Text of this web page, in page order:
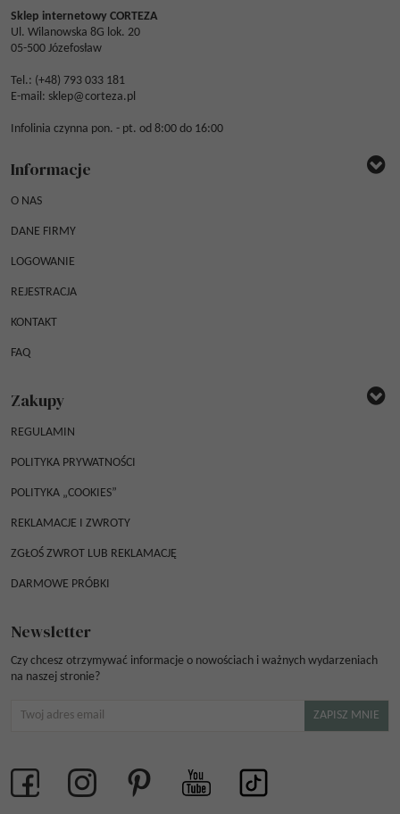
Sklep internetowy CORTEZA
Ul. Wilanowska 8G lok. 20
05-500 Józefosław
Tel.: (+48) 793 033 181
E-mail: sklep@corteza.pl
Infolinia czynna pon. - pt. od 8:00 do 16:00
Informacje
O NAS
DANE FIRMY
LOGOWANIE
REJESTRACJA
KONTAKT
FAQ
Zakupy
REGULAMIN
POLITYKA PRYWATNOŚCI
POLITYKA „COOKIES”
REKLAMACJE I ZWROTY
ZGŁOŚ ZWROT LUB REKLAMACJĘ
DARMOWE PRÓBKI
Newsletter
Czy chcesz otrzymywać informacje o nowościach i ważnych wydarzeniach
na naszej stronie?